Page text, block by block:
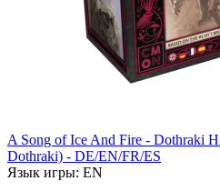
A Song of Ice And Fire - Dothraki
Dothraki) - DE/EN/FR/ES
Язык игры: EN